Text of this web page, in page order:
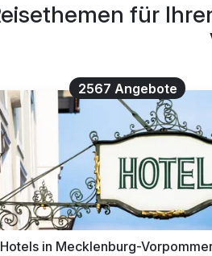
für
2567 Angebote
Hotels in Mecklenburg-